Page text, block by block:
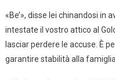
«Be’», disse lei chinandosi in
intestate il vostro attico al
lasciar perdere le accuse. È
garantire stabilità alla